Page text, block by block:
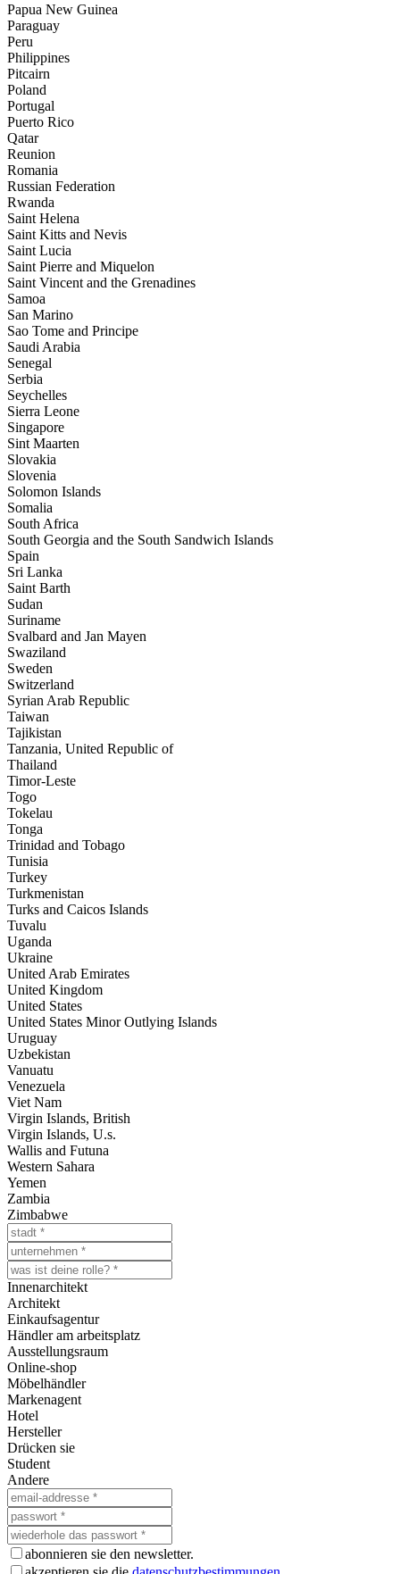
Papua New Guinea
Paraguay
Peru
Philippines
Pitcairn
Poland
Portugal
Puerto Rico
Qatar
Reunion
Romania
Russian Federation
Rwanda
Saint Helena
Saint Kitts and Nevis
Saint Lucia
Saint Pierre and Miquelon
Saint Vincent and the Grenadines
Samoa
San Marino
Sao Tome and Principe
Saudi Arabia
Senegal
Serbia
Seychelles
Sierra Leone
Singapore
Sint Maarten
Slovakia
Slovenia
Solomon Islands
Somalia
South Africa
South Georgia and the South Sandwich Islands
Spain
Sri Lanka
Saint Barth
Sudan
Suriname
Svalbard and Jan Mayen
Swaziland
Sweden
Switzerland
Syrian Arab Republic
Taiwan
Tajikistan
Tanzania, United Republic of
Thailand
Timor-Leste
Togo
Tokelau
Tonga
Trinidad and Tobago
Tunisia
Turkey
Turkmenistan
Turks and Caicos Islands
Tuvalu
Uganda
Ukraine
United Arab Emirates
United Kingdom
United States
United States Minor Outlying Islands
Uruguay
Uzbekistan
Vanuatu
Venezuela
Viet Nam
Virgin Islands, British
Virgin Islands, U.s.
Wallis and Futuna
Western Sahara
Yemen
Zambia
Zimbabwe
Innenarchitekt
Architekt
Einkaufsagentur
Händler am arbeitsplatz
Ausstellungsraum
Online-shop
Möbelhändler
Markenagent
Hotel
Hersteller
Drücken sie
Student
Andere
abonnieren sie den newsletter.